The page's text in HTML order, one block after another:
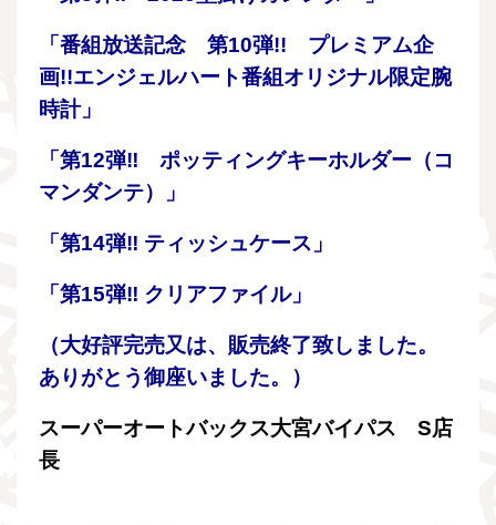
「番組放送記念 第10弾!! プレミアム企
画!!エンジェルハート番組オリジナル限定腕
時計」
「第12弾‼ ポッティングキーホルダー（コ
マンダンテ）」
「第14弾‼ ティッシュケース」
「第15弾‼ クリアファイル」
（大好評完売又は、販売終了致しました。
ありがとう御座いました。）
スーパーオートバックス大宮バイパス S店
長